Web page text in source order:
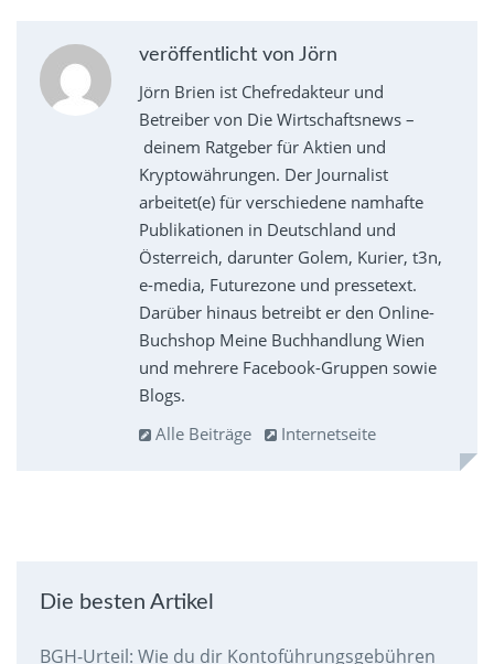
veröffentlicht von Jörn
Jörn Brien ist Chefredakteur und
Betreiber von Die Wirtschaftsnews –
deinem Ratgeber für Aktien und
Kryptowährungen. Der Journalist
arbeitet(e) für verschiedene namhafte
Publikationen in Deutschland und
Österreich, darunter Golem, Kurier, t3n,
e-media, Futurezone und pressetext.
Darüber hinaus betreibt er den Online-
Buchshop Meine Buchhandlung Wien
und mehrere Facebook-Gruppen sowie
Blogs.
Alle Beiträge
Internetseite
Die besten Artikel
BGH-Urteil: Wie du dir Kontoführungsgebühren